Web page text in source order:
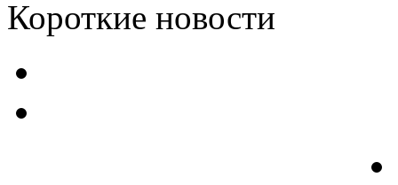
Короткие новости